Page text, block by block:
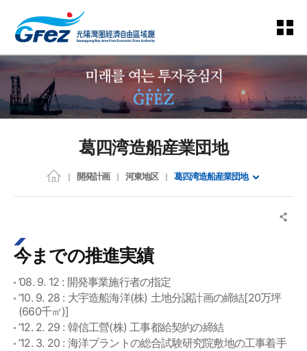
葛四湾造船産業団地
開発計画 河東地区 葛四湾造船産業団地
今までの推進実績
’08. 9. 12 : 開発事業施行者の指定
’10. 9. 28 : 大宇造船海洋(株) 土地分譲計画の締結[20万坪
(660千㎡)]
’12. 2. 29 : 韓信工營(株) 工事都給契約の締結
’12. 3. 20 : 海洋プラントの総合試験研究院敷地の工事着手